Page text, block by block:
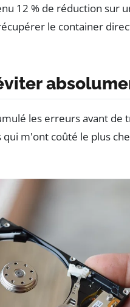
12 % de réduction sur
le container
les erreurs avant de
qui m'ont coûté le plus